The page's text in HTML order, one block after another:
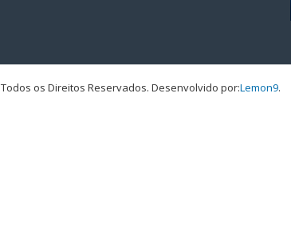
os Direitos Reservados. Desenvolvido por:Lemon9.